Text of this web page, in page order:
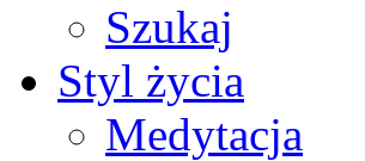
Szukaj
Styl życia
Medytacja